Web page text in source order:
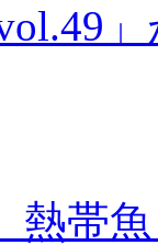
熱帯